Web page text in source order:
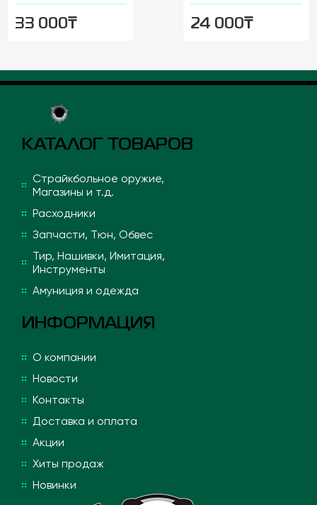
33 000₸ 24 000₸
КАТАЛОГ ТОВАРОВ
Страйкбольное оружие,
Магазины и т.д.
Расходники
Запчасти, Тюн, Обвес
Тир, Нашивки, Имитация,
Инструменты
Амуниция и одежда
ИНФОРМАЦИЯ
О компании
Новости
Контакты
Доставка и оплата
Акции
Хиты продаж
Новинки